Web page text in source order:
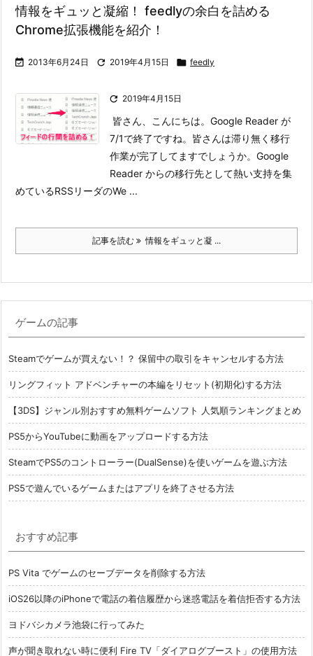
情報をギュッと凝縮！ feedlyの余白を詰める
Chrome拡張機能を紹介！
 2013年6月24日  2019年4月15日  feedly
 2019年4月15日
皆さん、こんにちは。Google Reader が
7/1で終了ですね。皆さんは滞り無く移行
作業が完了してますでしょうか。Google
Reader からの移行先として熱い支持を集
めているRSSリーダのWe ...
記事を読む 情報をギュッと凝 ...
ゲームの記事
Steamでゲームが買えない！？ 保留中の取引をキャンセルする方法
リングフィット アドベンチャーの本編をリセット(初期化)する方法
【3DS】ジャンル別おすすめ無料ゲームソフト 人気順ランキングまとめ
PS5からYouTubeに動画をアップロードする方法
SteamでPS5のコントローラー(DualSense)を使いゲームを遊ぶ方法
PS5で遊んでいるゲームまたはアプリを終了させる方法
おすすめ記事
PS Vita でゲームのセーブデータを削除する方法
iOS26以降のiPhoneで電話の着信履歴から迷惑電話を着信拒否する方法
ヨドバシカメラ池袋に行ってみた
声が聞き取れない時に便利 Fire TV「ダイアログブースト」の使用方法